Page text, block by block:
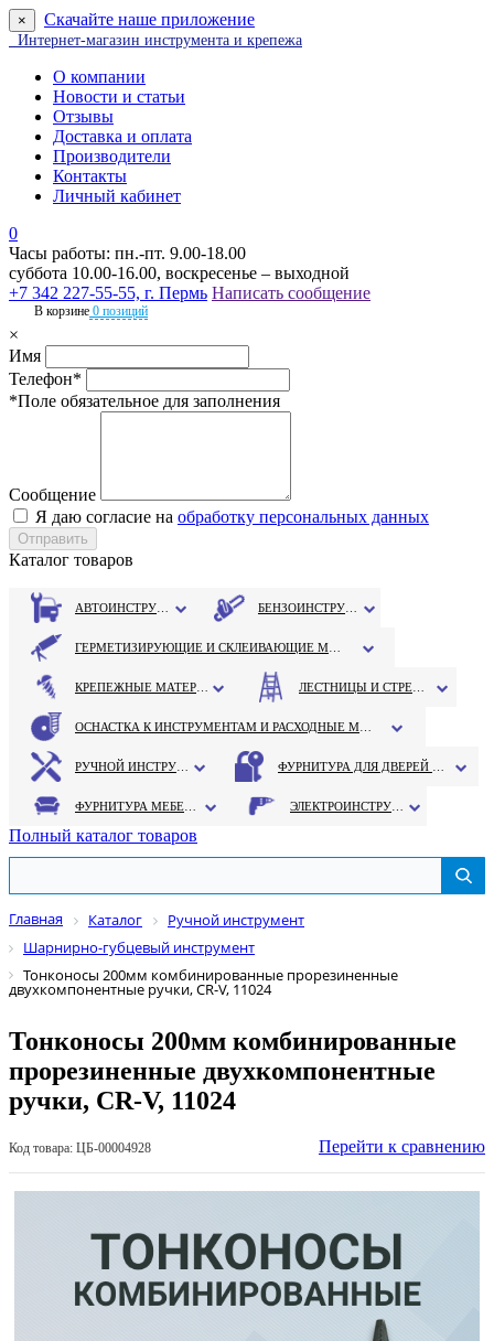
× Скачайте наше приложение
Интернет-магазин инструмента и крепежа
О компании
Новости и статьи
Отзывы
Доставка и оплата
Производители
Контакты
Личный кабинет
0
Часы работы: пн.-пт. 9.00-18.00
суббота 10.00-16.00, воскресенье – выходной
+7 342 227-55-55, г. Пермь Написать сообщение
В корзине 0 позиций
×
Имя
Телефон*
*Поле обязательное для заполнения
Сообщение
Я даю согласие на обработку персональных данных
Каталог товаров
Полный каталог товаров
Главная Каталог
Ручной инструмент
Шарнирно-губцевый инструмент
Тонконосы 200мм комбинированные прорезиненные
двухкомпонентные ручки, CR-V, 11024
Тонконосы 200мм комбинированные
прорезиненные двухкомпонентные
ручки, CR-V, 11024
Код товара: ЦБ-00004928 Перейти к сравнению